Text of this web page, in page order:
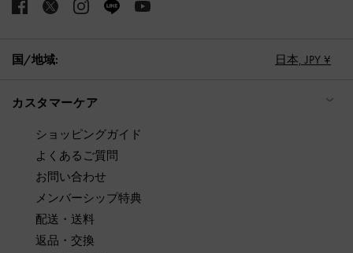
国/地域: 日本, JPY ¥
カスタマーケア
ショッピングガイド
よくあるご質問
お問い合わせ
メンバーシップ特典
配送・送料
返品・交換